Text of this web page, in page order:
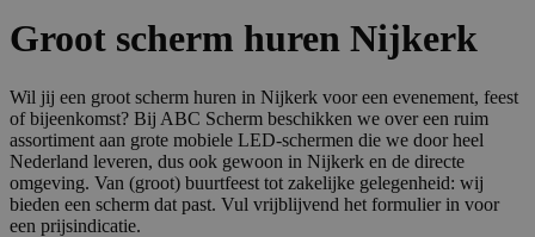
Groot scherm huren Nijkerk
Wil jij een groot scherm huren in Nijkerk voor een evenement, feest
of bijeenkomst? Bij ABC Scherm beschikken we over een ruim
assortiment aan grote mobiele LED-schermen die we door heel
Nederland leveren, dus ook gewoon in Nijkerk en de directe
omgeving. Van (groot) buurtfeest tot zakelijke gelegenheid: wij
bieden een scherm dat past. Vul vrijblijvend het formulier in voor
een prijsindicatie.